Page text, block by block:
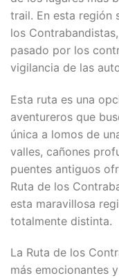
trail. En esta región
los
pasado por los
vigilancia de las
Esta ruta es una
aventureros que
única a lomos de
valles, cañones
puentes antiguos
Ruta de los
esta maravillosa
totalmente distinta.
La Ruta de los
más emocionantes